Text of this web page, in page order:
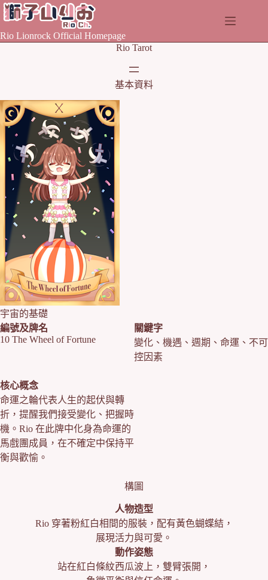
Skip
to
Rio Lionrock Official Homepage
Rio Tarot
基本資料
宇宙的基礎
編號及牌名
10 The Wheel of Fortune
關鍵字
變化、機遇、週期、命運、不可
控因素
核心概念
命運之輪代表人生的起伏與轉
折，提醒我們接受變化、把握時
機。Rio 在此牌中化身為命運的
馬戲團成員，在不確定中保持平
衡與歡愉。
構圖
人物造型
Rio 穿著粉紅白相間的服裝，配有黃色蝴蝶結，
展現活力與可愛。
動作姿態
站在紅白條紋西瓜波上，雙臂張開，